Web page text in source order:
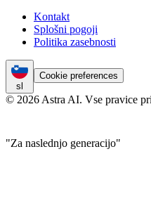
Kontakt
Splošni pogoji
Politika zasebnosti
sl
Cookie preferences
© 2026 Astra AI. Vse pravice
"Za naslednjo generacijo"